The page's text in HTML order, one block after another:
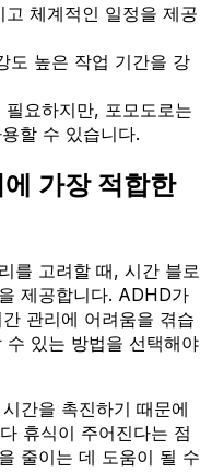
체계적인 일정을 제공
도 높은 작업 기간을 강
요하지만, 포모도로는
할 수 있습니다.
가장 적합한
를 고려할 때, 시간 블로
제공합니다. ADHD가
관리에 어려움을 겪습
수 있는 방법을 선택해야
간을 촉진하기 때문에
휴식이 주어진다는 점
줄이는 데 도움이 될 수